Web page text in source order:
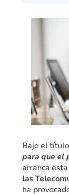
Bajo el título
para que el
arranca
las
ha